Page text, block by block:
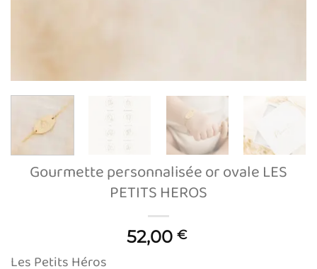
Gourmette personnalisée or ovale LES
PETITS HEROS
52,00 €
Les Petits Héros